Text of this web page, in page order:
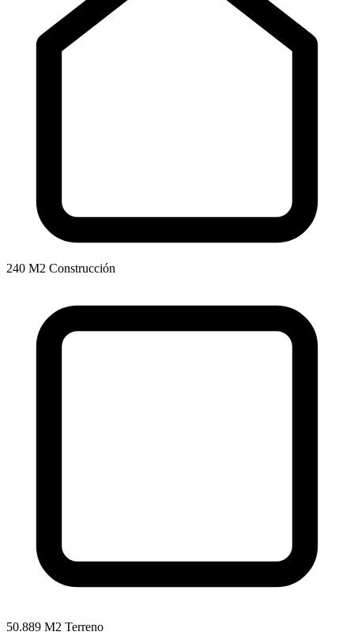
240 M2 Construcción
50.889 M2 Terreno